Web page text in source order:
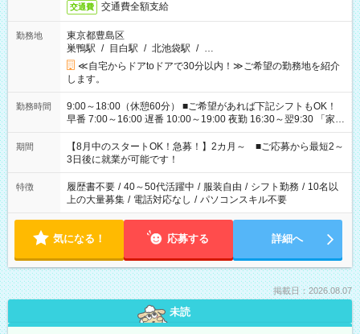
交通費 交通費全額支給
勤務地
東京都豊島区
巣鴨駅 / 目白駅 / 北池袋駅 / …
≪自宅からドアtoドアで30分以内！≫ご希望の勤務地を紹介
します。
勤務時間
9:00～18:00（休憩60分） ■ご希望があれば下記シフトもOK！
早番 7:00～16:00 遅番 10:00～19:00 夜勤 16:30～翌9:30 「家族
と休みを合わせたい」 「余裕を持って夕飯の準備がしたい」
「できれば残業はしたくない」 など、ご希望を教えてください
ね。 ※Wワーク希望の方へ 今ご覧のお仕事で希望する勤務時間
と、もう1つのお仕事の勤務時間。 合計で週40時間を超える場
合は応募できません。
期間
【8月中のスタートOK！急募！】2カ月～ ■ご応募から最短2～
3日後に就業が可能です！
特徴 履歴書不要 / 40～50代活躍中 / 服装自由 / シフト勤務 / 10名以
上の大量募集 / 電話対応なし / パソコンスキル不要
気になる！ 応募する 詳細へ
掲載日：2026.08.07
未読